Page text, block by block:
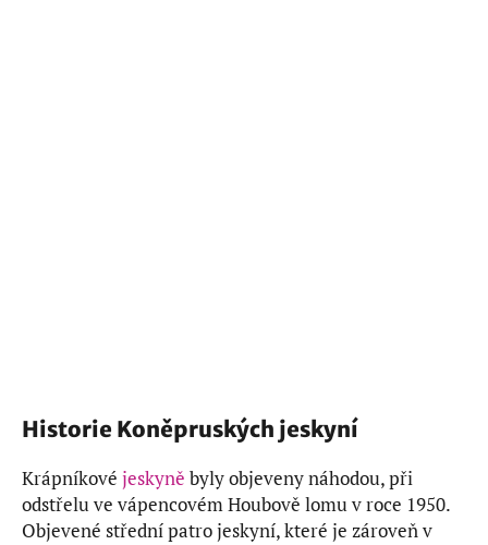
Historie Koněpruských jeskyní
Krápníkové jeskyně byly objeveny náhodou, při
odstřelu ve vápencovém Houbově lomu v roce 1950.
Objevené střední patro jeskyní, které je zároveň v